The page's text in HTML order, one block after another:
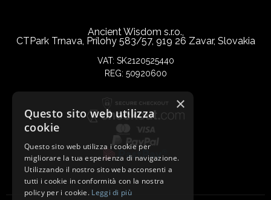
Ancient Wisdom s.r.o.,
CTPark Trnava, Prílohy 583/57, 919 26 Zavar, Slovakia
VAT: SK2120525440
REG: 50920600
×
Questo sito web utilizza
cookie
Questo sito web utilizza i cookie per
migliorare la tua esperienza di navigazione.
Utilizzando il nostro sito web acconsenti a
tutti i cookie in conformità con la nostra
policy per i cookie. Leggi di più